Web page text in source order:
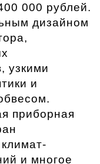
000 рублей.
дизайном
узкими
и
приборная
и многое